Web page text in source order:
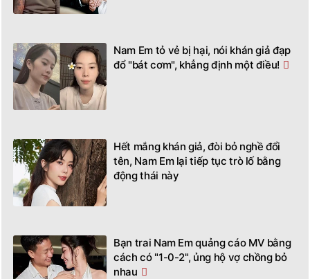
Nam Em tỏ vẻ bị hại, nói khán giả đạp
đổ "bát cơm", khẳng định một điều!
Hết mắng khán giả, đòi bỏ nghề đổi
tên, Nam Em lại tiếp tục trò lố bằng
động thái này
Bạn trai Nam Em quảng cáo MV bằng
cách có "1-0-2", ủng hộ vợ chồng bỏ
nhau